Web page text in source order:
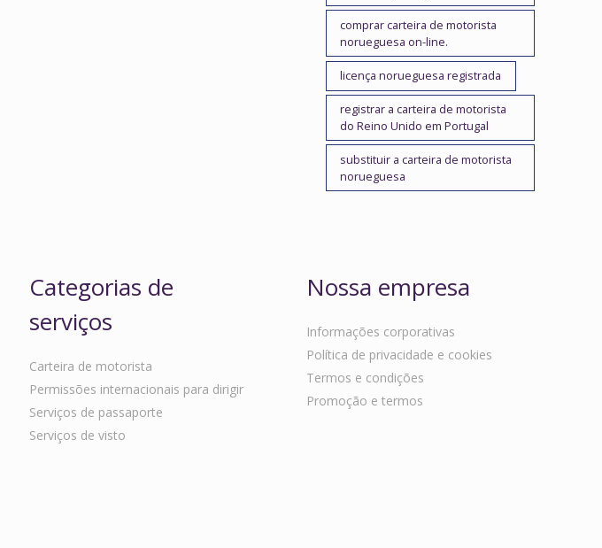
comprar carteira de motorista
norueguesa on-line.
licença norueguesa registrada
registrar a carteira de motorista
do Reino Unido em Portugal
substituir a carteira de motorista
norueguesa
Categorias de
serviços
Carteira de motorista
Permissões internacionais para dirigir
Serviços de passaporte
Serviços de visto
Nossa empresa
Informações corporativas
Política de privacidade e cookies
Termos e condições
Promoção e termos